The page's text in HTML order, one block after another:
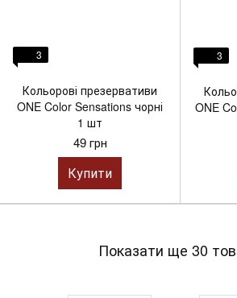
3
Кольорові презервативи
ONE Color Sensations чорні
1 шт
49 грн
Купити
3
ONE
Показати ще 30